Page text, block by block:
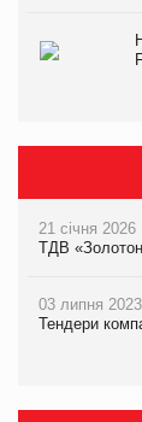
21 січня 2026
ТДВ
03 липня 2023
Тендери